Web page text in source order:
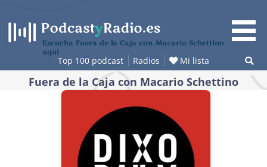
contenido
Escucha Fuera de la Caja con Macario Schettino
aquí
Top 100 podcast Radios Mi lista
Fuera de la Caja con Macario Schettino